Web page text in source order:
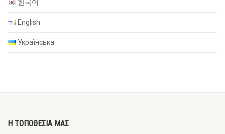
한국어
English
Українська
Η ΤΟΠΟΘΕΣΙΑ ΜΑΣ